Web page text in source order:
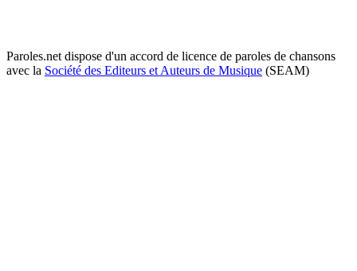
Paroles.net dispose d'un accord de licence de paroles de chansons
avec la Société des Editeurs et Auteurs de Musique (SEAM)